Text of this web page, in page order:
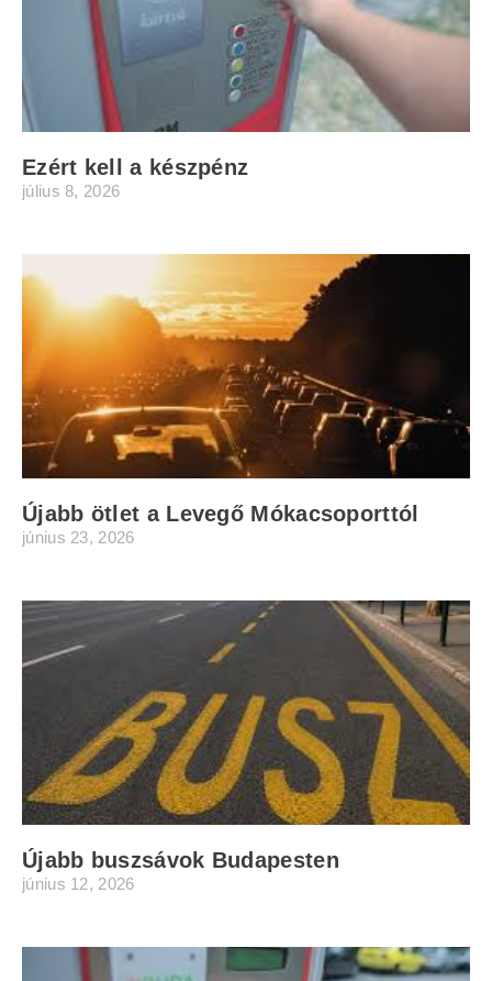
Ezért kell a készpénz
július 8, 2026
Újabb ötlet a Levegő Mókacsoporttól
június 23, 2026
Újabb buszsávok Budapesten
június 12, 2026